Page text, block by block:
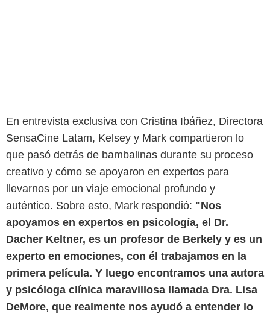
En entrevista exclusiva con Cristina Ibáñez, Directora
SensaCine Latam, Kelsey y Mark compartieron lo
que pasó detrás de bambalinas durante su proceso
creativo y cómo se apoyaron en expertos para
llevarnos por un viaje emocional profundo y
auténtico. Sobre esto, Mark respondió: "Nos
apoyamos en expertos en psicología, el Dr.
Dacher Keltner, es un profesor de Berkely y es un
experto en emociones, con él trabajamos en la
primera película. Y luego encontramos una autora
y psicóloga clínica maravillosa llamada Dra. Lisa
DeMore, que realmente nos ayudó a entender lo